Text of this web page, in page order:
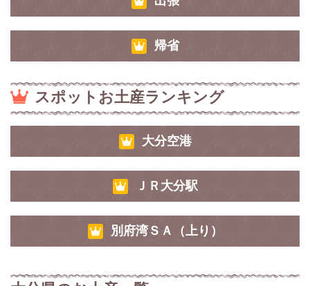
帰省
スポットお土産ランキング
大分空港
ＪＲ大分駅
別府湾ＳＡ（上り）